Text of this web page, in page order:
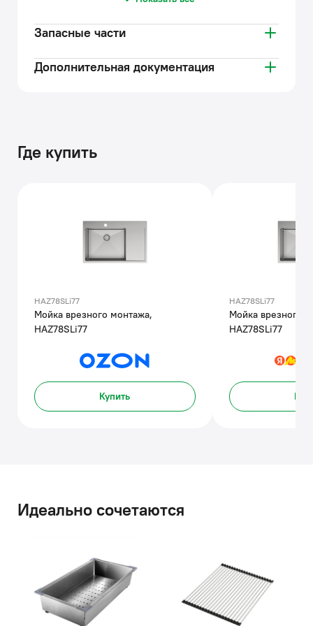
Запасные части
Дополнительная документация
Где купить
HAZ78SLi77
Мойка врезного монтажа,
HAZ78SLi77
Купить
HAZ78SLi77
Мойка врезного
HAZ78SLi77
Идеально сочетаются